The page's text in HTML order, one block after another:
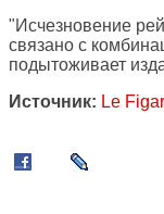
"Исчезновение
связано с
подытоживает
Источник: Le